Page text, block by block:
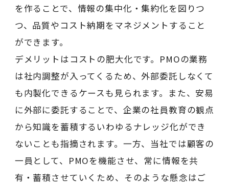
を作ることで、情報の集中化・集約化を図りつ
つ、品質やコスト納期をマネジメントすること
ができます。
デメリットはコストの肥大化です。PMOの業務
は社内調整が入ってくるため、外部委託しなくて
も内製化できるケースも見られます。また、安易
に外部に委託することで、企業の社員教育の観点
から知識を蓄積するいわゆるナレッジ化ができ
ないことも指摘されます。一方、当社では顧客の
一員として、PMOを機能させ、常に情報を共
有・蓄積させていくため、そのような懸念はご